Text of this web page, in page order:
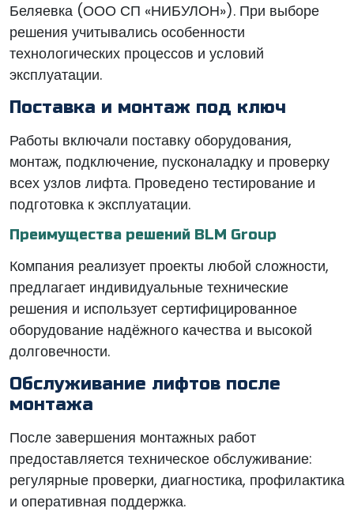
Беляевка (ООО СП «НИБУЛОН»). При выборе
решения учитывались особенности
технологических процессов и условий
эксплуатации.
Поставка и монтаж под ключ
Работы включали поставку оборудования,
монтаж, подключение, пусконаладку и проверку
всех узлов лифта. Проведено тестирование и
подготовка к эксплуатации.
Преимущества решений BLM Group
Компания реализует проекты любой сложности,
предлагает индивидуальные технические
решения и использует сертифицированное
оборудование надёжного качества и высокой
долговечности.
Обслуживание лифтов после
монтажа
После завершения монтажных работ
предоставляется техническое обслуживание:
регулярные проверки, диагностика, профилактика
и оперативная поддержка.